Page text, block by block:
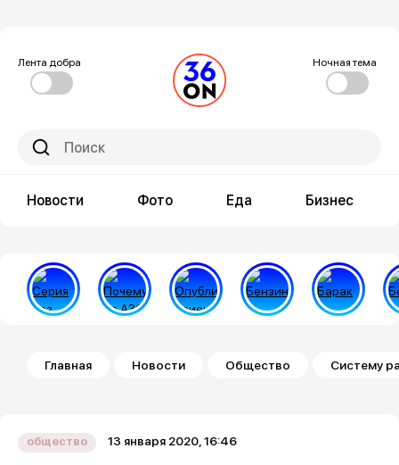
Лента добра Ночная тема
Новости Фото Еда Бизнес
Строка навигации
Главная Новости Общество Систему
общество 13 января 2020, 16:46